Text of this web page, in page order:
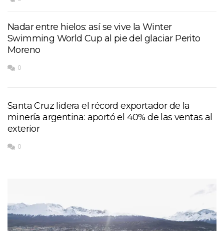
Nadar entre hielos: así se vive la Winter
Swimming World Cup al pie del glaciar Perito
Moreno
0
Santa Cruz lidera el récord exportador de la
minería argentina: aportó el 40% de las ventas al
exterior
0